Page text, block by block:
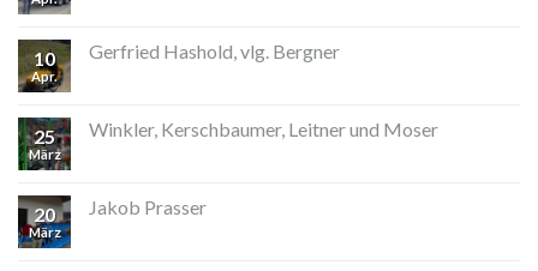
10
Apr.
Gerfried Hashold, vlg. Bergner
25
März
Winkler, Kerschbaumer, Leitner und Moser
20
März
Jakob Prasser